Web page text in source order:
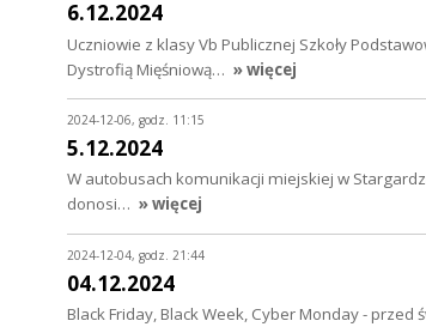
6.12.2024
Uczniowie z klasy Vb Publicznej Szkoły
Dystrofią Mięśniową… » więcej
2024-12-06, godz. 11:15
5.12.2024
W autobusach komunikacji miejskiej w
donosi… » więcej
2024-12-04, godz. 21:44
04.12.2024
Black Friday, Black Week, Cyber Monday -